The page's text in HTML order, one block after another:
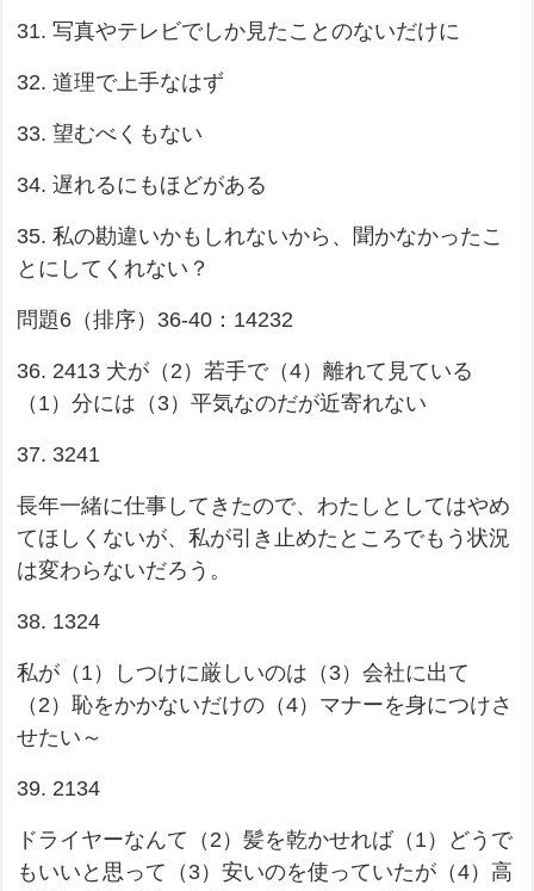
31. 写真やテレビでしか見たことのないだけに
32. 道理で上手なはず
33. 望むべくもない
34. 遅れるにもほどがある
35. 私の勘違いかもしれないから、聞かなかったこ
とにしてくれない？
問題6（排序）36-40：14232
36. 2413 犬が（2）若手で（4）離れて見ている
（1）分には（3）平気なのだが近寄れない
37. 3241
長年一緒に仕事してきたので、わたしとしてはやめ
てほしくないが、私が引き止めたところでもう状況
は変わらないだろう。
38. 1324
私が（1）しつけに厳しいのは（3）会社に出て
（2）恥をかかないだけの（4）マナーを身につけさ
せたい～
39. 2134
ドライヤーなんて（2）髪を乾かせれば（1）どうで
もいいと思って（3）安いのを使っていたが（4）高